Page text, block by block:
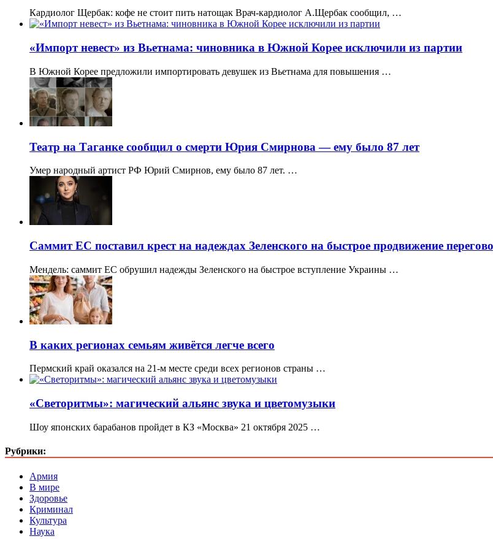
Кардиолог Щербак: кофе не стоит пить натощак Врач-кардиолог А.Щербак сообщил, …
«Импорт невест» из Вьетнама: чиновника в Южной Корее исключили из партии
В Южной Корее предложили импортировать девушек из Вьетнама для повышения …
Театр на Таганке сообщил о смерти Юрия Смирнова — ему было 87 лет
Умер народный артист РФ Юрий Смирнов, ему было 87 лет. …
Саммит ЕС поставил крест на надеждах Зеленского на быстрое продвижение
Мендель: саммит ЕС обрушил надежды Зеленского на быстрое вступление Украины …
В каких регионах семьям живётся легче всего
Пермский край оказался на 21-м месте среди всех регионов страны …
«Светоритмы»: магический альянс звука и цветомузыки
Шоу японских барабанов пройдет в КЗ «Москва» 21 октября 2025 …
Рубрики:
Армия
В мире
Здоровье
Криминал
Культура
Наука